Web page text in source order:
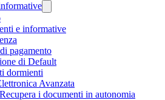
e informative
pagamento
di Default
dormienti
Avanzata
i documenti in autonomia